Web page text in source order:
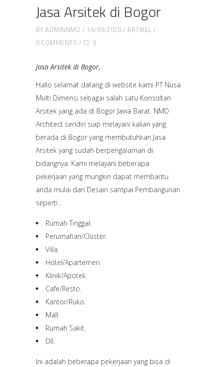
Jasa Arsitek di Bogor
BYADMINNMD 16/09/2020
ARTIKEL
0 COMMENTS
9
Jasa Arsitek di Bogor,
Hallo selamat datang di website kami PT Nusa
Multi Dimensi sebagai salah satu Konsultan
Arsitek yang ada di Bogor Jawa Barat. NMD
Architect sendiri siap melayani kalian yang
berada di Bogor yang membutuhkan Jasa
Arsitek yang sudah berpengalaman di
bidangnya. Kami melayani beberapa
pekerjaan yang mungkin dapat membantu
anda mulai dari Desain sampai Pembangunan
seperti :
Rumah Tinggal.
Perumahan/Cluster.
Villa.
Hotel/Apartemen.
Klinik/Apotek.
Cafe/Resto.
Kantor/Ruko.
Mall.
Rumah Sakit.
Dll.
Ini adalah beberapa pekerjaan yang bisa di